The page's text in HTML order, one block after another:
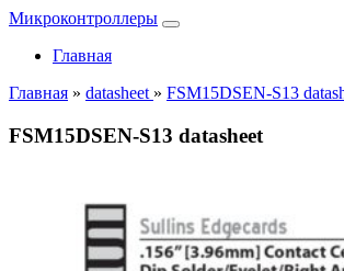
Микроконтроллеры
Главная
Главная » datasheet » FSM15DSEN-S13
FSM15DSEN-S13 datasheet